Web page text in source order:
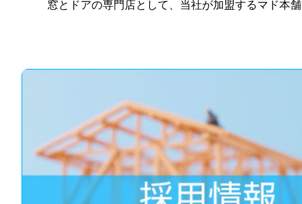
窓とドアの専門店として、当社が加盟するマド本